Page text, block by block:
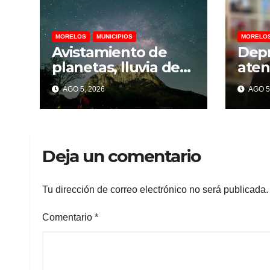
MORELOS MUNICIPIOS
Avistamiento de
planetas, lluvia de
perseidas y eclipse
parcial llegarán a
Chalcatzingo en
AGO 5, 2026
una
AGO
Deja un comentario
Tu dirección de correo electrónico no será publicada.
Comentario *